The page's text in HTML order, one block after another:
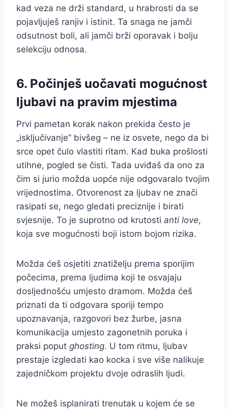
kad veza ne drži standard, u hrabrosti da se
pojavljuješ ranjiv i istinit. Ta snaga ne jamči
odsutnost boli, ali jamči brži oporavak i bolju
selekciju odnosa.
6. Počinješ uočavati mogućnost
ljubavi na pravim mjestima
Prvi pametan korak nakon prekida često je
„isključivanje” bivšeg – ne iz osvete, nego da bi
srce opet čulo vlastiti ritam. Kad buka prošlosti
utihne, pogled se čisti. Tada uviđaš da ono za
čim si jurio možda uopće nije odgovaralo tvojim
vrijednostima. Otvorenost za ljubav ne znači
rasipati se, nego gledati preciznije i birati
svjesnije. To je suprotno od krutosti anti love,
koja sve mogućnosti boji istom bojom rizika.
Možda ćeš osjetiti znatiželju prema sporijim
počecima, prema ljudima koji te osvajaju
dosljednošću umjesto dramom. Možda ćeš
priznati da ti odgovara sporiji tempo
upoznavanja, razgovori bez žurbe, jasna
komunikacija umjesto zagonetnih poruka i
praksi poput ghosting. U tom ritmu, ljubav
prestaje izgledati kao kocka i sve više nalikuje
zajedničkom projektu dvoje odraslih ljudi.
Ne možeš isplanirati trenutak u kojem će se